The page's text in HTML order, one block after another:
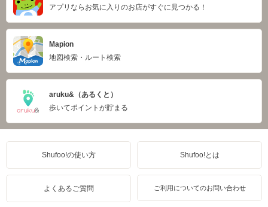
アプリならお気に入りのお店がすぐに見つかる！
Mapion
地図検索・ルート検索
aruku&（あるくと）
歩いてポイントが貯まる
Shufoo!の使い方 Shufoo!とは
よくあるご質問 ご利用についてのお問い合わせ